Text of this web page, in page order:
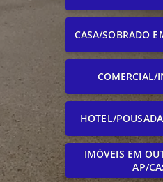
CASA/SOBRADO
COMERCIAL/
HOTEL/
IMÓVEIS EM
AP/